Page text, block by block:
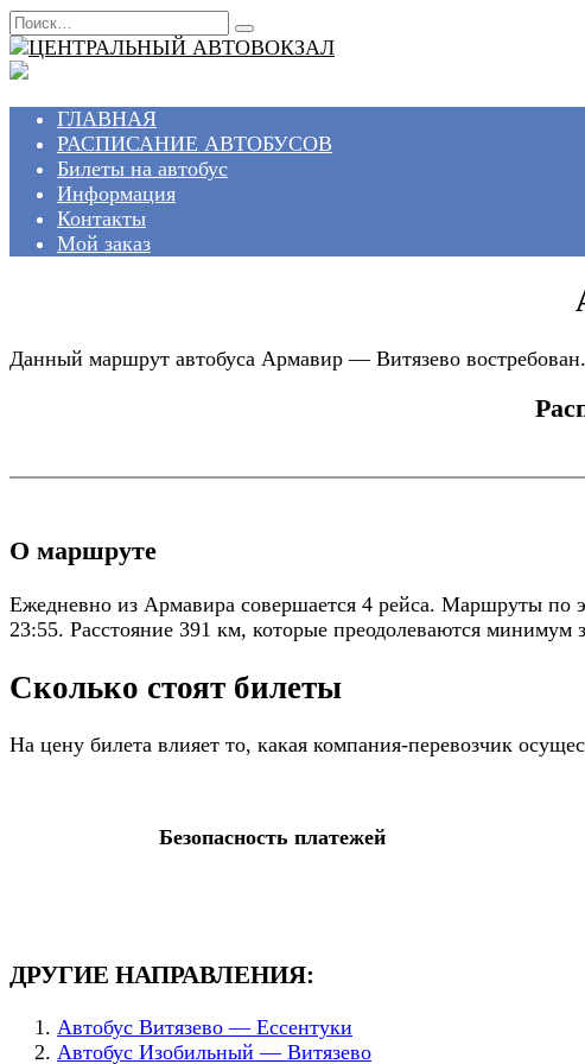
Перейти
к
содержанию
Search
for:
ГЛАВНАЯ
РАСПИСАНИЕ АВТОБУСОВ
Билеты на автобус
Информация
Контакты
Мой заказ
Данный маршрут автобуса Армавир — Витязево
О маршруте
Ежедневно из Армавира совершается 4 рейса. Маршруты по
23:55. Расстояние 391 км, которые преодолеваются
Сколько стоят билеты
На цену билета влияет то, какая компания-перевозчик
Безопасность платежей
ДРУГИЕ НАПРАВЛЕНИЯ:
Автобус Витязево — Ессентуки
Автобус Изобильный — Витязево